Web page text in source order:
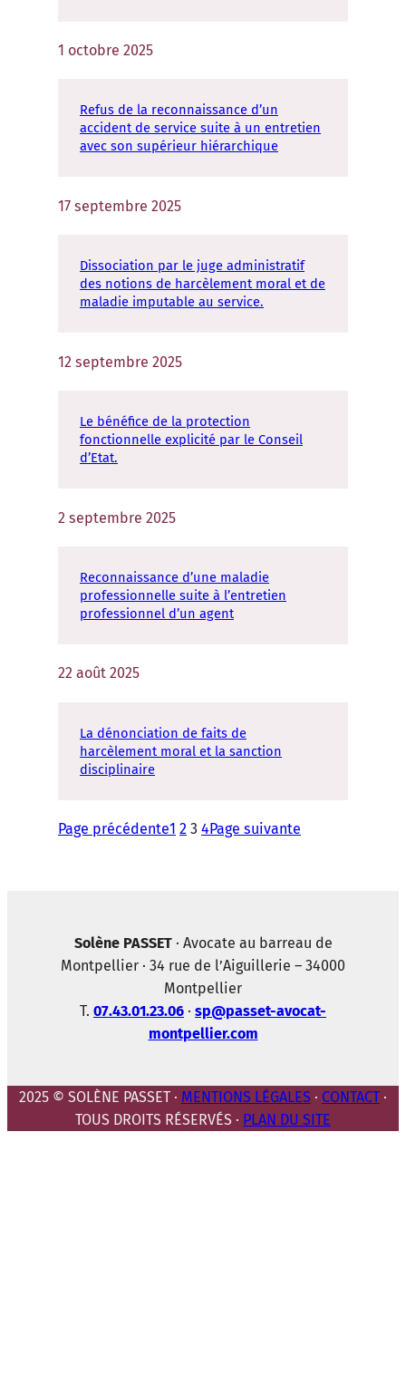
1 octobre 2025
Refus de la reconnaissance d’un
accident de service suite à un entretien
avec son supérieur hiérarchique
17 septembre 2025
Dissociation par le juge administratif
des notions de harcèlement moral et de
maladie imputable au service.
12 septembre 2025
Le bénéfice de la protection
fonctionnelle explicité par le Conseil
d’Etat.
2 septembre 2025
Reconnaissance d’une maladie
professionnelle suite à l’entretien
professionnel d’un agent
22 août 2025
La dénonciation de faits de
harcèlement moral et la sanction
disciplinaire
Page précédente1 2 3 4Page suivante
Solène PASSET · Avocate au barreau de
Montpellier · 34 rue de l’Aiguillerie – 34000
Montpellier
T. 07.43.01.23.06 · sp@passet-avocat-
montpellier.com
2025 © SOLÈNE PASSET · MENTIONS LÉGALES · CONTACT ·
TOUS DROITS RÉSERVÉS · PLAN DU SITE